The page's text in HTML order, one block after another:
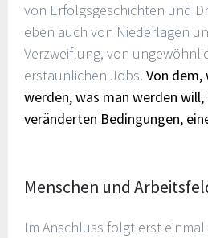
von Erfolgsgeschichten und
eben auch von Niederlagen
Verzweiflung, von
erstaunlichen Jobs. Von dem,
werden, was man werden
veränderten Bedingungen,
Menschen und
Im Anschluss folgt erst einmal